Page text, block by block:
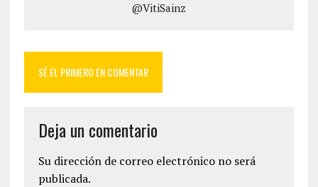
@VitiSainz
SÉ EL PRIMERO EN COMENTAR
Deja un comentario
Su dirección de correo electrónico no será
publicada.